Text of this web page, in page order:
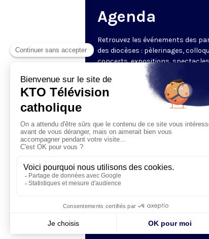
Agenda
Retrouvez les événements des
des diocèses : pèlerinages,
concerts, expositions,
pour les enfants. Des rendez-
en France sélectionnés par la
KTO.